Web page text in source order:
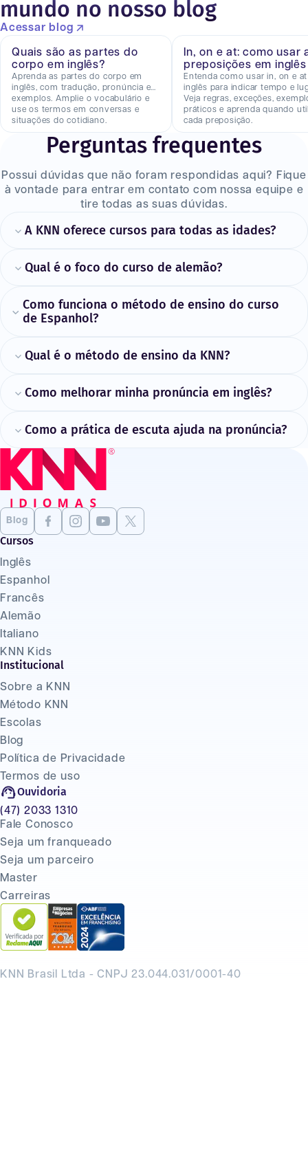
mundo no nosso blog
Acessar blog
Quais são as partes do
corpo em inglês?
Aprenda as partes do corpo em
inglês, com tradução, pronúncia e
exemplos. Amplie o vocabulário e
use os termos em conversas e
situações do cotidiano.
In, on e at: como usar
preposições em inglês
Entenda como usar in, on e
inglês para indicar tempo e
Veja regras, exceções,
práticos e aprenda quando
cada preposição.
Perguntas frequentes
Possui dúvidas que não foram respondidas aqui? Fique
à vontade para entrar em contato com nossa equipe e
tire todas as suas dúvidas.
A KNN oferece cursos para todas as idades?
Qual é o foco do curso de alemão?
Como funciona o método de ensino do curso
de Espanhol?
Qual é o método de ensino da KNN?
Como melhorar minha pronúncia em inglês?
Como a prática de escuta ajuda na pronúncia?
Blog
KNN Brasil Ltda - CNPJ 23.044.031/0001-40
Cursos
Inglês
Espanhol
Francês
Alemão
Italiano
KNN Kids
Institucional
Sobre a KNN
Método KNN
Escolas
Blog
Política de Privacidade
Termos de uso
Ouvidoria
(47) 2033 1310
Fale Conosco
Seja um franqueado
Seja um parceiro
Master
Carreiras